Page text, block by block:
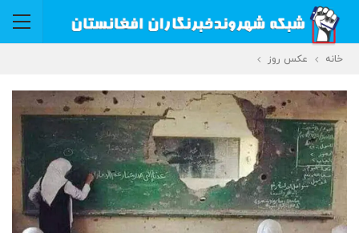
خانه عکس روز